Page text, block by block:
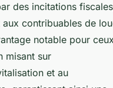
des incitations
contribuables de
notable pour ceux
misant sur
et au